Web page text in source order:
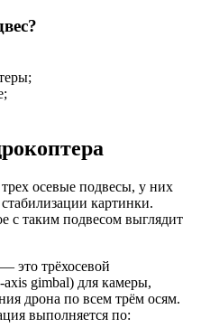
осевые подвесы, у них
картинки.
с таким подвесом выглядит
это трёхосевой
gimbal) для камеры,
дрона по всем трём осям.
выполняется по: